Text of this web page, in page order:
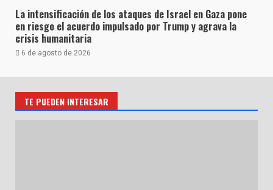
La intensificación de los ataques de Israel en Gaza pone
en riesgo el acuerdo impulsado por Trump y agrava la
crisis humanitaria
6 de agosto de 2026
TE PUEDEN INTERESAR